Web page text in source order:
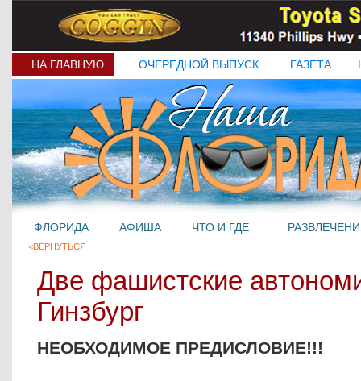
НА ГЛАВНУЮ ОЧЕРЕДНОЙ ВЫПУСК ГАЗЕТА
ФЛОРИДА АФИША ЧТО И ГДЕ
<ВЕРНУТЬСЯ
Две фашистские
Гинзбург
НЕОБХОДИМОЕ ПРЕДИСЛОВИЕ!!!